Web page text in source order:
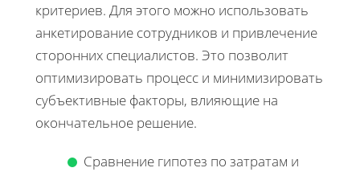
критериев. Для этого можно использовать
анкетирование сотрудников и привлечение
сторонних специалистов. Это позволит
оптимизировать процесс и минимизировать
субъективные факторы, влияющие на
окончательное решение.
Сравнение гипотез по затратам и